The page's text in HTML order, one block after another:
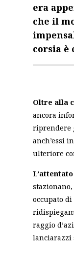
era
che il
corsia è
Oltre alla
ancora
riprendere
anch’essi
ulteriore
occupato
raggio
lanciarazzi